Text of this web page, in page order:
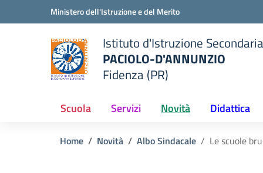
Vai ai contenuti
Vai al menu di navigazioneMinistero dell'Istruzione e del Merito
scuola
Istituto d'Istruzione
PACIOLO-D'ANNUNZIO
Fidenza (PR)
Scuola Servizi Novità Didattica
Home Novità Albo Sindacale Le scuole